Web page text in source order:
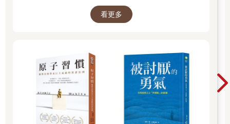
看更多